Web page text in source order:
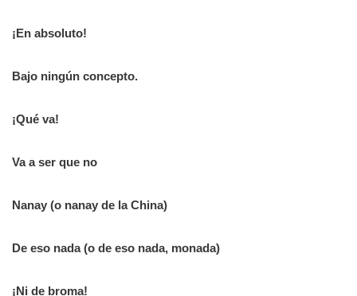
¡En absoluto!
Bajo ningún concepto.
¡Qué va!
Va a ser que no
Nanay (o nanay de la China)
De eso nada (o de eso nada, monada)
¡Ni de broma!